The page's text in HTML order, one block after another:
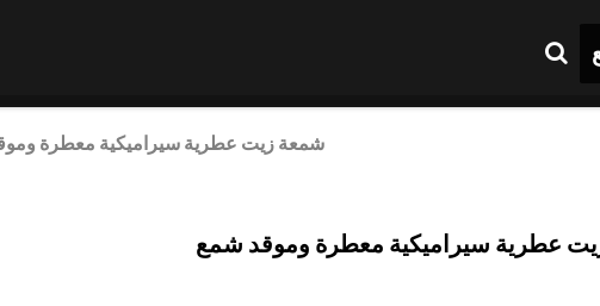
شمعة زيت عطرية سيراميكية معطرة
عطرية سيراميكية معطرة وموقد شمع